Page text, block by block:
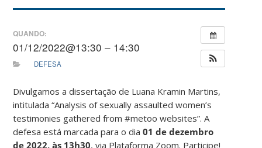
QUANDO:
01/12/2022@13:30 – 14:30
DEFESA
Divulgamos a dissertação de Luana Kramin Martins,
intitulada “Analysis of sexually assaulted women’s
testimonies gathered from #metoo websites”. A
defesa está marcada para o dia01 de dezembro
de 2022, às 13h30, via Plataforma Zoom. Participe!